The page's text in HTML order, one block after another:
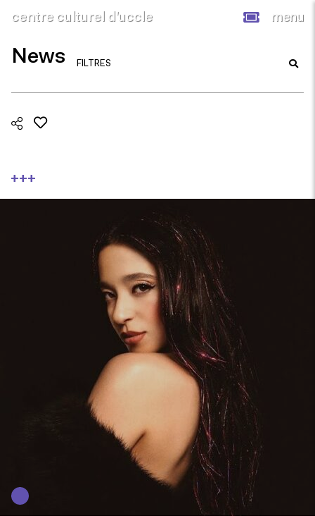
centre culturel d’uccle menu
News FILTRES
+++